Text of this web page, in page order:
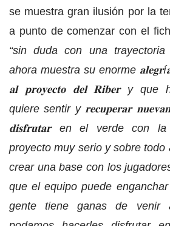
se muestra gran ilusión por la
a punto de comenzar con el
“sin duda con una trayectoria
ahora muestra su enorme
𝐚𝐥 𝐩𝐫𝐨𝐲𝐞𝐜𝐭𝐨 𝐝𝐞𝐥 𝐑𝐢𝐛𝐞𝐫 y que
quiere sentir y 𝐫𝐞𝐜𝐮𝐩𝐞𝐫𝐚𝐫
𝐝𝐢𝐬𝐟𝐫𝐮𝐭𝐚𝐫 en el verde con
proyecto muy serio y sobre todo
crear una base con los
que el equipo puede
gente tiene ganas de venir